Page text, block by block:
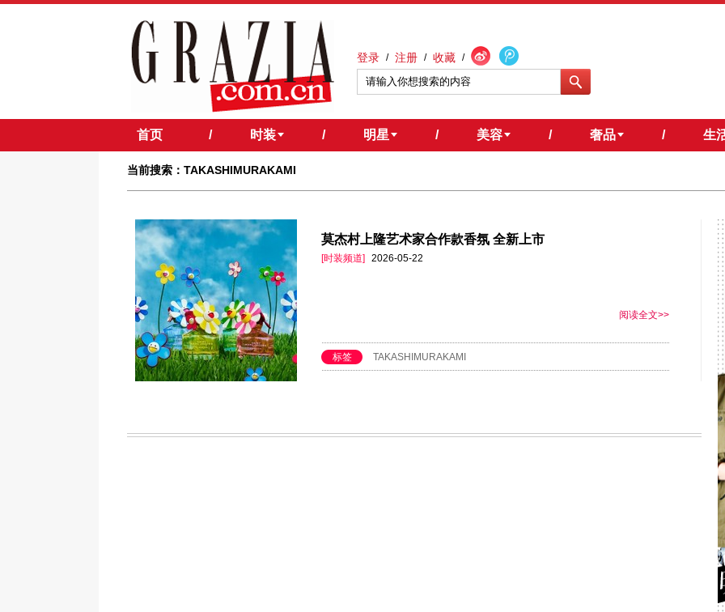
登录 / 注册 / 收藏 /
首页 / 时装 / 明星 / 美容 / 奢品 / 生
当前搜索：TAKASHIMURAKAMI
莫杰村上隆艺术家合作款香氛 全新上市
[时装频道] 2026-05-22
阅读全文>>
标签 TAKASHIMURAKAMI